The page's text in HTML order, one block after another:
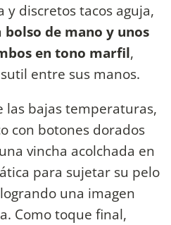
discretos tacos aguja,
bolso de mano y unos
en tono marfil,
entre sus manos.
las bajas temperaturas,
con botones dorados
vincha acolchada en
para sujetar su pelo
una imagen
Como toque final,